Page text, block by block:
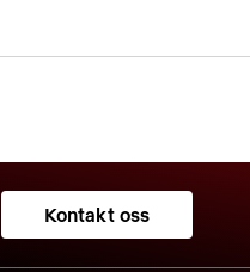
Kontakt oss